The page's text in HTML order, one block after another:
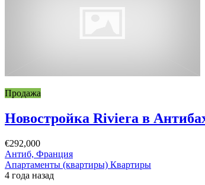
Продажа
Новостройка Riviera в
€292,000
Антиб, Франция
Апартаменты (квартиры) Квартиры
4 года назад